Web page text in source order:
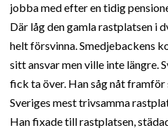
jobba med efter en tidig
Där låg den gamla rastplatsen i
helt försvinna. Smedjebackens
sitt ansvar men ville inte längre.
fick ta över. Han såg nåt framför
Sveriges mest trivsamma
Han fixade till rastplatsen,